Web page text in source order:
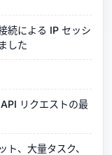
続による IP セッシ
した
リクエストの最
ト、大量タスク、